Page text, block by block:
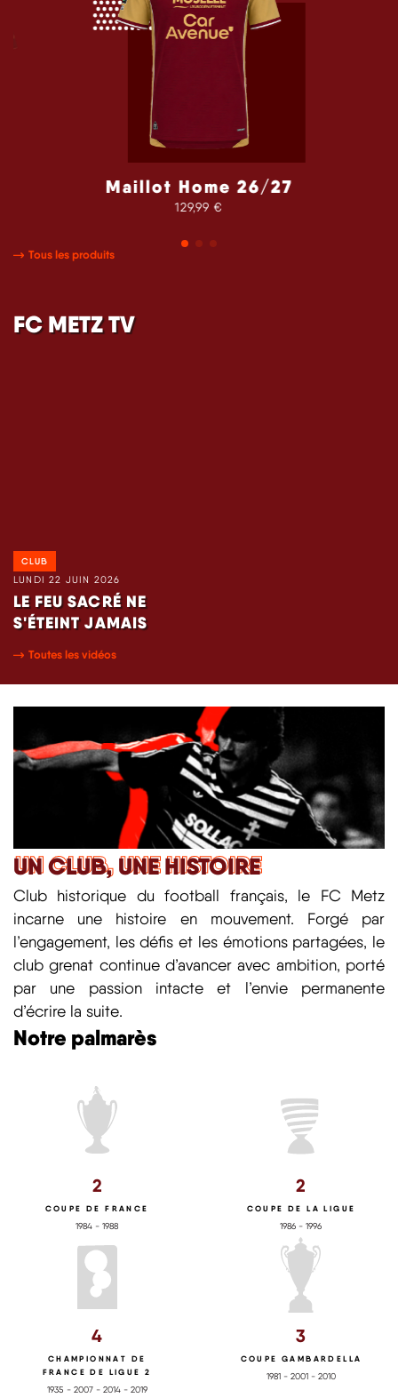
Maillot Home 26/27
129,99 €
Tous les produits
FC METZ TV
CLUB
LUNDI 22 JUIN 2026
LE FEU SACRÉ NE
S'ÉTEINT JAMAIS
Toutes les vidéos
UN CLUB, UNE HISTOIRE
UN CLUB, UNE HISTOIRE
Club historique du football français, le FC Metz
incarne une histoire en mouvement. Forgé par
l’engagement, les défis et les émotions partagées, le
club grenat continue d’avancer avec ambition, porté
par une passion intacte et l’envie permanente
d’écrire la suite.
Notre palmarès
2
COUPE DE FRANCE
1984 - 1988
2
COUPE DE LA LIGUE
1986 - 1996
4
CHAMPIONNAT DE
FRANCE DE LIGUE 2
1935 - 2007 - 2014 - 2019
3
COUPE GAMBARDELLA
1981 - 2001 - 2010